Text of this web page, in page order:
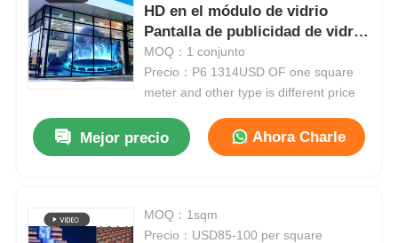
HD en el módulo de vidrio
Pantalla de publicidad de vidrio
LED 3D
MOQ：1 conjunto
Precio：P6 1314USD OF one square
meter and other type is different price
Mejor precio Ahora Charle
MOQ：1sqm
Precio：USD85-100 per square